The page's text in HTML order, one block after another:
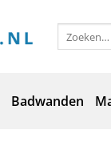
Zoeken
naar:
Badwanden